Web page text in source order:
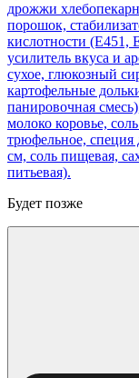
дрожжи
порошок,
кислотности (Е451,
усилитель вкуса и
сухое, глюкозный
картофельные
панировочная
молоко коровье,
трюфельное, специя
см, соль пищевая,
питьевая).
Будет позже